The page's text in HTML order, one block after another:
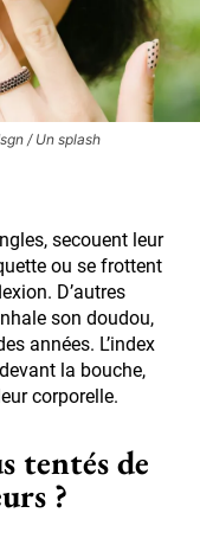
/ Un splash
secouent leur
ou se frottent
D’autres
son doudou,
années. L’index
la bouche,
corporelle.
tentés de
?